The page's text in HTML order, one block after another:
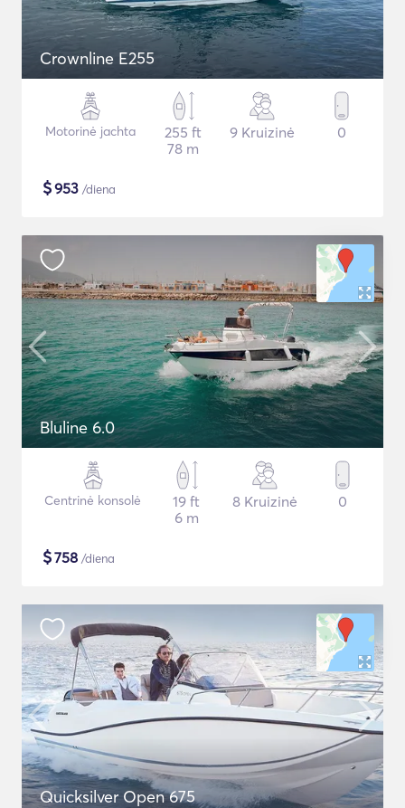
Crownline E255
Motorinė jachta
255 ft
78 m
9 Kruizinė 0
$953 /diena
Bluline 6.0
Centrinė konsolė
19 ft
6 m
8 Kruizinė 0
$758 /diena
Quicksilver Open 675